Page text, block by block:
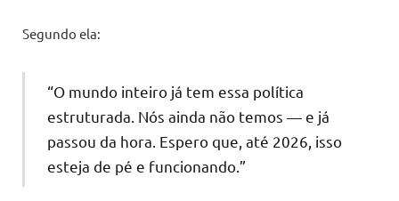
Segundo ela:
“O mundo inteiro já tem essa política
estruturada. Nós ainda não temos — e já
passou da hora. Espero que, até 2026, isso
esteja de pé e funcionando.”